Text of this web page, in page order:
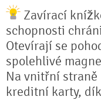
Zavírací
schopnosti
Otevírají se
spolehlivé
Na vnitřní
kreditní karty,